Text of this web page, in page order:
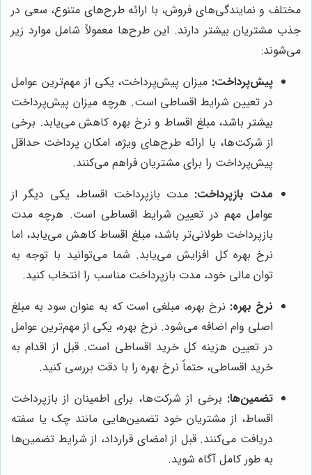
مختلف و نمایندگی‌های فروش، با ارائه طرح‌های متنوع، سعی در
جذب مشتریان بیشتر دارند. این طرح‌ها معمولاً شامل موارد زیر
می‌شوند:
پیش‌پرداخت: میزان پیش‌پرداخت، یکی از مهم‌ترین عوامل
در تعیین شرایط اقساطی است. هرچه میزان پیش‌پرداخت
بیشتر باشد، مبلغ اقساط و نرخ بهره کاهش می‌یابد. برخی
از شرکت‌ها، با ارائه طرح‌های ویژه، امکان پرداخت حداقل
پیش‌پرداخت را برای مشتریان فراهم می‌کنند.
مدت بازپرداخت: مدت بازپرداخت اقساط، یکی دیگر از
عوامل مهم در تعیین شرایط اقساطی است. هرچه مدت
بازپرداخت طولانی‌تر باشد، مبلغ اقساط کاهش می‌یابد، اما
نرخ بهره کل افزایش می‌یابد. شما می‌توانید با توجه به
توان مالی خود، مدت بازپرداخت مناسب را انتخاب کنید.
نرخ بهره: نرخ بهره، مبلغی است که به عنوان سود به مبلغ
اصلی وام اضافه می‌شود. نرخ بهره، یکی از مهم‌ترین عوامل
در تعیین هزینه کل خرید اقساطی است. قبل از اقدام به
خرید اقساطی، حتماً نرخ بهره را با دقت بررسی کنید.
تضمین‌ها: برخی از شرکت‌ها، برای اطمینان از بازپرداخت
اقساط، از مشتریان خود تضمین‌هایی مانند چک یا سفته
دریافت می‌کنند. قبل از امضای قرارداد، از شرایط تضمین‌ها
به طور کامل آگاه شوید.